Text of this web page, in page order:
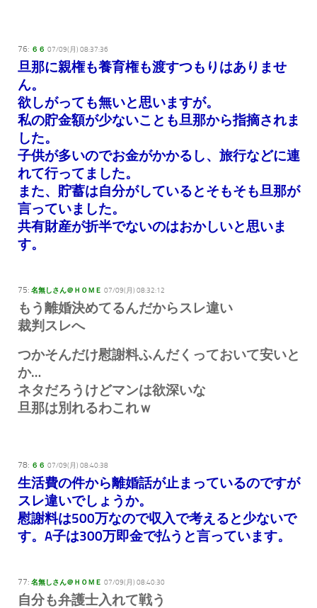
76: ６６ 07/09(月) 08:37:36
旦那に親権も養育権も渡すつもりはありませ
ん。
欲しがっても無いと思いますが。
私の貯金額が少ないことも旦那から指摘されま
した。
子供が多いのでお金がかかるし、旅行などに連
れて行ってました。
また、貯蓄は自分がしているとそもそも旦那が
言っていました。
共有財産が折半でないのはおかしいと思いま
す。
75: 名無しさん＠ＨＯＭＥ 07/09(月) 08:32:12
もう離婚決めてるんだからスレ違い
裁判スレへ
つかそんだけ慰謝料ふんだくっておいて安いと
か…
ネタだろうけどマンは欲深いな
旦那は別れるわこれｗ
78: ６６ 07/09(月) 08:40:38
生活費の件から離婚話が止まっているのですが
スレ違いでしょうか。
慰謝料は500万なので収入で考えると少ないで
す。A子は300万即金で払うと言っています。
77: 名無しさん＠ＨＯＭＥ 07/09(月) 08:40:30
自分も弁護士入れて戦う